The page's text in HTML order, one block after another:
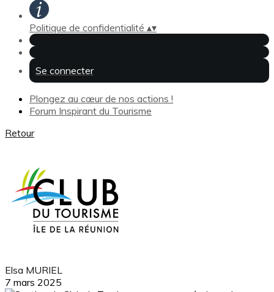
Politique de confidentialité ▴▾
Se connecter
Plongez au cœur de nos actions !
Forum Inspirant du Tourisme
Retour
Elsa MURIEL
7 mars 2025